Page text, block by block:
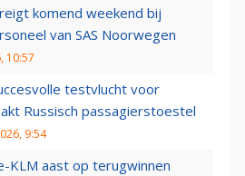
komend weekend bij
van SAS Noorwegen
10:57
testvlucht voor
Russisch passagierstoestel
9:54
KLM aast op terugwinnen